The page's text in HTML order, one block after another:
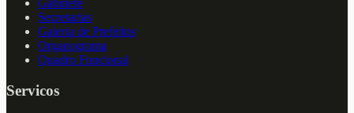
Gabinete
Secretarias
Galeria de Prefeitos
Organograma
Quadro Funcional
Servicos